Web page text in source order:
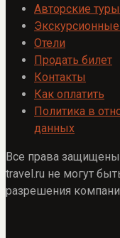
Авторские туры
Отели
Продать билет
Контакты
Как оплатить
Политика в
данных
Все права
travel.ru не могут
разрешения